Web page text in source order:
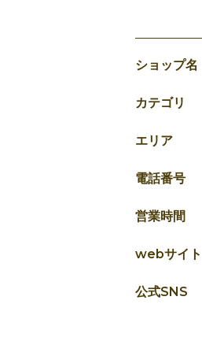
ショップ名
カテゴリ
エリア
電話番号
営業時間
webサイト
公式SNS